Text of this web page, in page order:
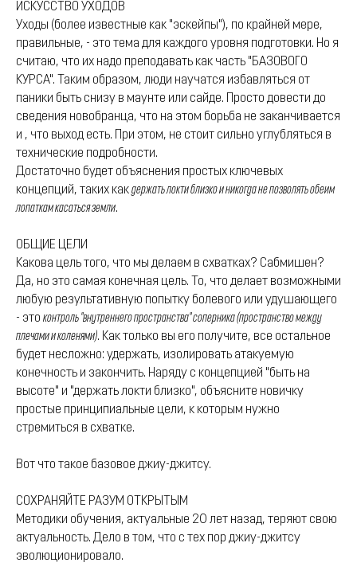
ИСКУССТВО УХОДОВ
Уходы (более известные как "эскейпы"), по крайней мере,
правильные, - это тема для каждого уровня подготовки. Но я
считаю, что их надо преподавать как часть "БАЗОВОГО
КУРСА". Таким образом, люди научатся избавляться от
паники быть снизу в маунте или сайде. Просто довести до
сведения новобранца, что на этом борьба не заканчивается
и , что выход есть. При этом, не стоит сильно углубляться в
технические подробности.
Достаточно будет объяснения простых ключевых
концепций, таких какдержать локти близко и никогда не позволять обеим
лопаткам касаться земли.
ОБЩИЕ ЦЕЛИ
Какова цель того, что мы делаем в схватках? Сабмишен?
Да, но это самая конечная цель. То, что делает возможными
любую результативную попытку болевого или удушающего
- это контроль "внутреннего пространства" соперника (пространство между
плечами и коленями). Как только вы его получите, все остальное
будет несложно: удержать, изолировать атакуемую
конечность и закончить. Наряду с концепцией "быть на
высоте" и "держать локти близко", объясните новичку
простые принципиальные цели, к которым нужно
стремиться в схватке.
Вот что такое базовое джиу-джитсу.
СОХРАНЯЙТЕ РАЗУМ ОТКРЫТЫМ
Методики обучения, актуальные 20 лет назад, теряют свою
актуальность. Дело в том, что с тех пор джиу-джитсу
эволюционировало.